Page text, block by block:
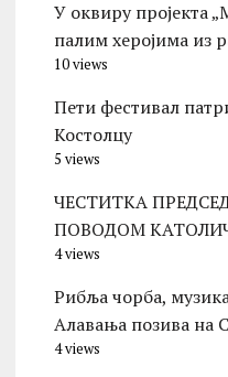
У оквиру пројекта
палим херојима из
10 views
Пети фестивал
Костолцу
5 views
ЧЕСТИТКА
ПОВОДОМ
4 views
Рибља чорба,
Алавања позива на
4 views